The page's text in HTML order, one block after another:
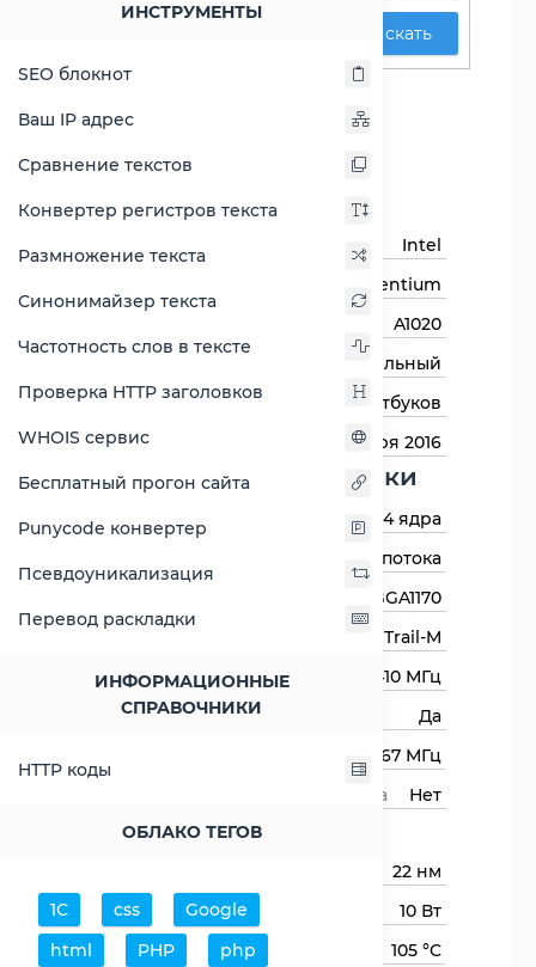
ИНСТРУМЕНТЫ
SEO блокнот
Ваш IP адрес
Сравнение текстов
Конвертер регистров текста
Размножение текста
Синонимайзер текста
Частотность слов в тексте
Проверка HTTP заголовков
WHOIS сервис
Бесплатный прогон сайта
Punycode конвертер
Псевдоуникализация
Перевод раскладки
ИНФОРМАЦИОННЫЕ
СПРАВОЧНИКИ
HTTP коды
ОБЛАКО ТЕГОВ
1С css
Google
html
PHP
php
Искать
Pentium A1020
Основная информация
Intel
Pentium
A1020
Мобильный
Назначение
Для ноутбуков
Дата выхода
1 января 2016
Основные харктеристики
Количество ядер
4 ядра
4 потока
BGA1170
Bay Trail-M
Базовая частота
2410 МГц
Авторазгон
Да
2667 МГц
Свободный множитель процессора
Нет
Процессор
22 нм
Тепловыделение TDP
10 Вт
Максимальная температура
105 °C